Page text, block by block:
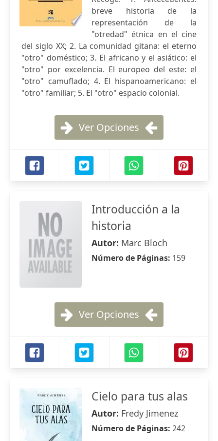
breve historia de la
representación de la
"otredad" étnica en el cine
del siglo XX; 2. La comunidad gitana: el eterno
"otro" doméstico; 3. El africano y el asiático: el
"otro" por excelencia. El europeo del este: el
"otro" camuflado; 4. El hispanoamericano: el
"otro" familiar; 5. El "otro" espacio colonial.
Ver Opciones
Introducción a la
historia
Autor: Marc Bloch
Número de Páginas: 159
Ver Opciones
Cielo para tus alas
Autor: Fredy Jimenez
Número de Páginas: 242